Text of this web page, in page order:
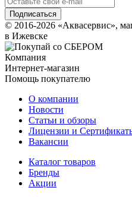
© 2016-2026 «Аквасервис»,
в Ижевске
Компания
Интернет-магазин
Помощь покупателю
О компании
Новости
Статьи и обзоры
Лицензии и
Вакансии
Каталог товаров
Бренды
Акции